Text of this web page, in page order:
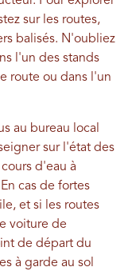
sur les routes,
balisés. N'oubliez
l'un des stands
route ou dans l'un
au bureau local
sur l'état des
d'eau à
cas de fortes
et si les routes
voiture de
de départ du
à garde au sol